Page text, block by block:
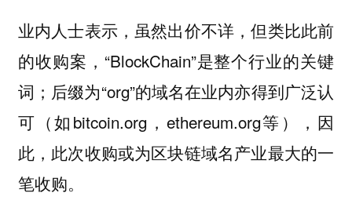
业内人士表示，虽然出价不详，但类比此前
的收购案，“BlockChain”是整个行业的关键
词；后缀为“org”的域名在业内亦得到广泛认
可（如bitcoin.org，ethereum.org等），因
此，此次收购或为区块链域名产业最大的一
笔收购。